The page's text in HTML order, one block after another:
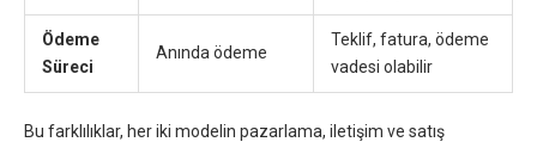
Ödeme
Süreci
Anında ödeme
Teklif, fatura, ödeme
vadesi olabilir
Bu farklılıklar, her iki modelin pazarlama, iletişim ve satış